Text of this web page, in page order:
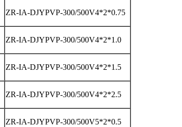
ZR-IA-DJYPVP-300/500V4*2*0.75
ZR-IA-DJYPVP-300/500V4*2*1.0
ZR-IA-DJYPVP-300/500V4*2*1.5
ZR-IA-DJYPVP-300/500V4*2*2.5
ZR-IA-DJYPVP-300/500V5*2*0.5